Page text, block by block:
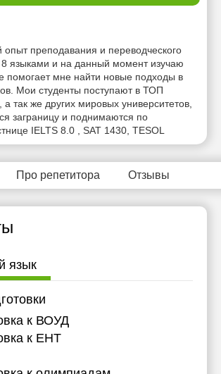
преподавания и переводческого
языками и на данный момент изучаю
помогает мне найти новые подходы в
Мои студенты поступают в ТОП
так же других мировых университетов,
заграницу и поднимаются по
IELTS 8.0 , SAT 1430, TESOL
Про репетитора Отзывы
язык
к ВОУД
к ЕНТ
12:00
12:30
13:00
13:30
14:00
16:00
17:30
18:00
12:00
12:30
13:00
16:00
18:00
20:00
12:00
12:30
13:00
13:30
14:00
16:00